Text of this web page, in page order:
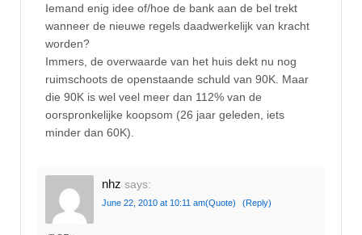
Iemand enig idee of/hoe de bank aan de bel trekt
wanneer de nieuwe regels daadwerkelijk van kracht
worden?
Immers, de overwaarde van het huis dekt nu nog
ruimschoots de openstaande schuld van 90K. Maar
die 90K is wel veel meer dan 112% van de
oorspronkelijke koopsom (26 jaar geleden, iets
minder dan 60K).
nhz says:
June 22, 2010 at 10:11 am(Quote) (Reply)